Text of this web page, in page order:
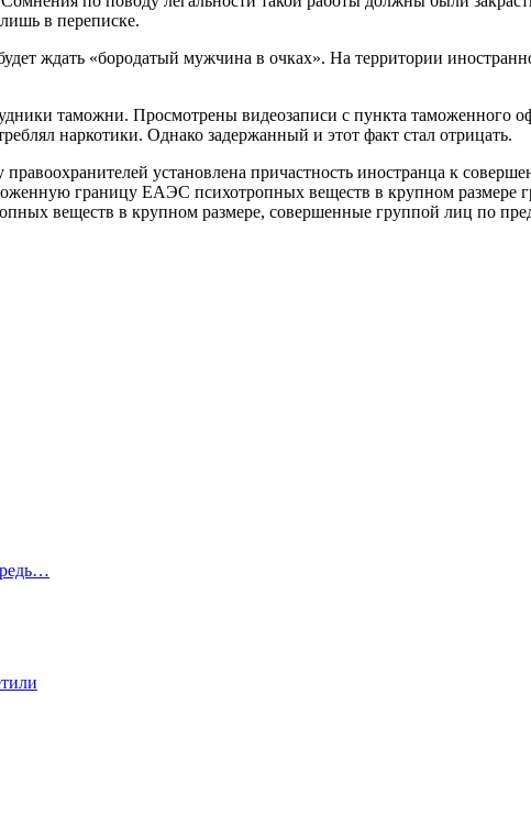
в переписке.
ждать «бородатый мужчина в очках». На территории
таможни. Просмотрены видеозаписи с пункта таможенного
наркотики. Однако задержанный и этот факт стал отрицать.
установлена причастность иностранца к
границу ЕАЭС психотропных веществ в крупном размере
веществ в крупном размере, совершенные группой лиц по